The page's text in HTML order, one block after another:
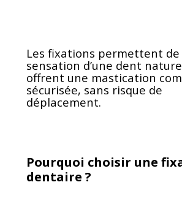
Les fixations permettent
sensation d’une dent
offrent une mastication
sécurisée, sans risque de
déplacement.
Pourquoi choisir une
dentaire ?